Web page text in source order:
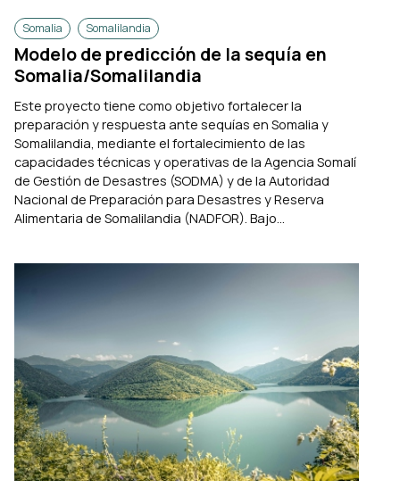
Somalia Somalilandia
Modelo de predicción de la sequía en
Somalia/Somalilandia
Este proyecto tiene como objetivo fortalecer la
preparación y respuesta ante sequías en Somalia y
Somalilandia, mediante el fortalecimiento de las
capacidades técnicas y operativas de la Agencia Somalí
de Gestión de Desastres (SODMA) y de la Autoridad
Nacional de Preparación para Desastres y Reserva
Alimentaria de Somalilandia (NADFOR). Bajo...